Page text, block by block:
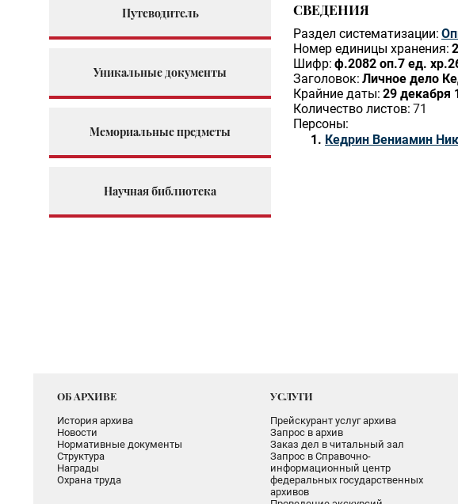
Путеводитель
Уникальные документы
Мемориальные предметы
Научная библиотека
СВЕДЕНИЯ
Раздел систематизации:
Номер единицы хранения:
Шифр: ф.2082 оп.7 ед.
Заголовок: Личное дело
Крайние даты: 29 декабря
Количество листов: 71
Персоны:
Кедрин Вениамин
ОБ АРХИВЕ
История архива
Новости
Нормативные документы
Структура
Награды
Охрана труда
УСЛУГИ
Прейскурант услуг архива
Запрос в архив
Заказ дел в читальный зал
Запрос в Справочно-
информационный центр
федеральных государственных
архивов